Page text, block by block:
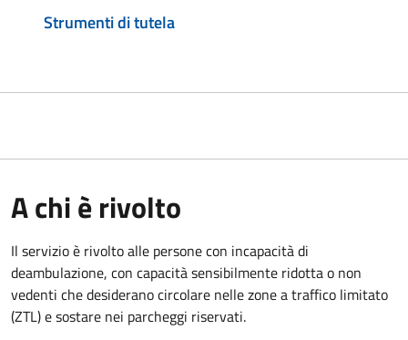
Strumenti di tutela
A chi è rivolto
Il servizio è rivolto alle persone con incapacità di
deambulazione, con capacità sensibilmente ridotta o non
vedenti che desiderano circolare nelle zone a traffico limitato
(ZTL) e sostare nei parcheggi riservati.